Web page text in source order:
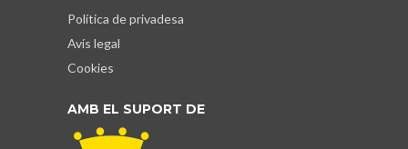
Política de privadesa
Avís legal
Cookies
AMB EL SUPORT DE